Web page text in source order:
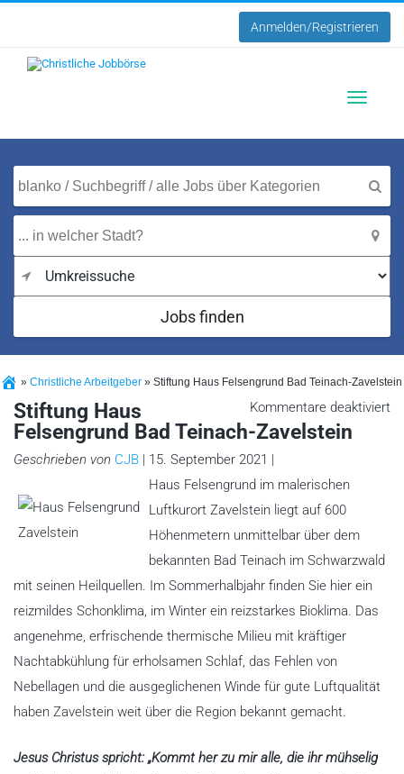
Anmelden/Registrieren
Jobs finden
» Christliche Arbeitgeber » Stiftung Haus Felsengrund Bad Teinach-Zavelstein
Kommentare deaktiviert
Stiftung Haus
Felsengrund Bad Teinach-Zavelstein
Geschrieben von CJB | 15. September 2021 |
Haus Felsengrund im malerischen
Luftkurort Zavelstein liegt auf 600
Höhenmetern unmittelbar über dem
bekannten Bad Teinach im Schwarzwald
mit seinen Heilquellen. Im Sommerhalbjahr finden Sie hier ein
reizmildes Schonklima, im Winter ein reizstarkes Bioklima. Das
angenehme, erfrischende thermische Milieu mit kräftiger
Nachtabkühlung für erholsamen Schlaf, das Fehlen von
Nebellagen und die ausgeglichenen Winde für gute Luftqualität
haben Zavelstein weit über die Region bekannt gemacht.
Jesus Christus spricht: „Kommt her zu mir alle, die ihr mühselig